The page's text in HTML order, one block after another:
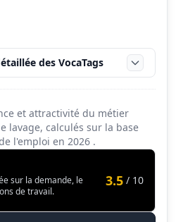
des VocaTags
et attractivité du métier
lavage, calculés sur la base
l'emploi en 2026 .
sur la demande, le
de travail.
3.5 / 10